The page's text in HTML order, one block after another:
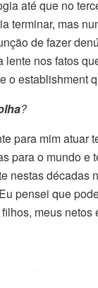
até que no
terminar, mas
de fazer
lente nos fatos
o establishment
?
para mim atuar
para o mundo e
nestas décadas
pensei que
meus netos